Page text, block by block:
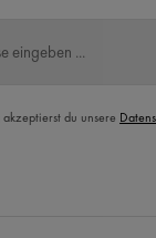
du unsere